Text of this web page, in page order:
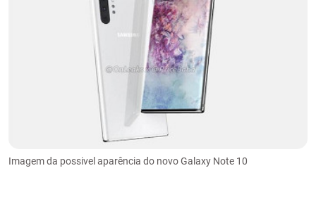
Imagem da possivel aparência do novo Galaxy Note 10